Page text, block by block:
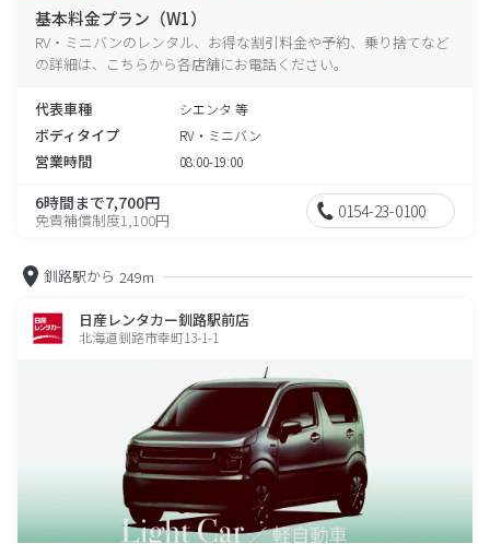
基本料金プラン（W1）
RV・ミニバンのレンタル、お得な割引料金や予約、乗り捨てなど
の詳細は、こちらから各店舗にお電話ください。
代表車種 シエンタ 等
ボディタイプ RV・ミニバン
営業時間 08:00-19:00
6時間まで7,700円
免責補償制度1,100円 0154-23-0100
釧路駅から 249m
日産レンタカー釧路駅前店
北海道釧路市幸町13-1-1